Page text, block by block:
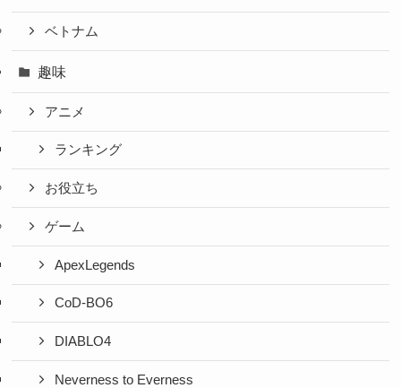
ベトナム
趣味
アニメ
ランキング
お役立ち
ゲーム
ApexLegends
CoD-BO6
DIABLO4
Neverness to Everness